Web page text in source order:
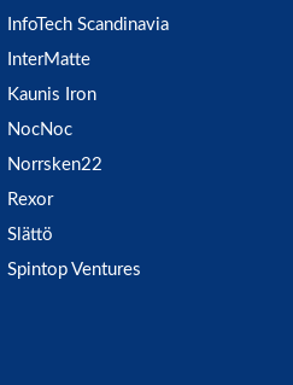
InfoTech Scandinavia
InterMatte
Kaunis Iron
NocNoc
Norrsken22
Rexor
Slättö
Spintop Ventures